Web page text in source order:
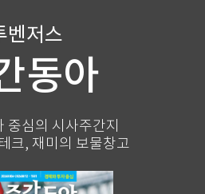
벤저스
동아
중심의 시사주간지
크, 재미의 보물창고